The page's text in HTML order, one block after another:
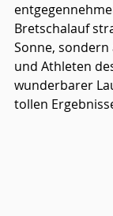
Bretschalauf
Sonne,
und Athleten
wunderbarer
tollen